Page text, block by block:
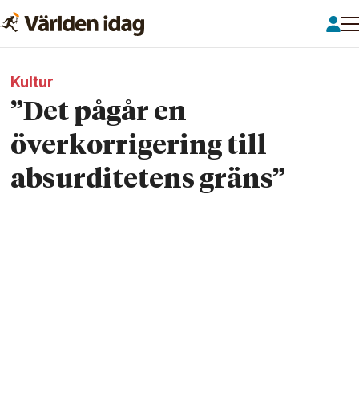
Kultur
”Det pågår en
överkorrigering till
absurditetens gräns”